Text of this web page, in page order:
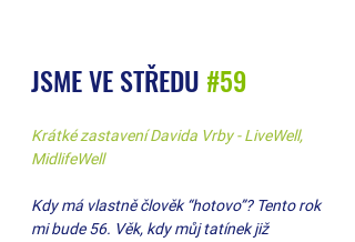
JSME VE STŘEDU #59
Krátké zastavení Davida Vrby - LiveWell,
MidlifeWell
Kdy má vlastně člověk “hotovo”? Tento rok
mi bude 56. Věk, kdy můj tatínek již